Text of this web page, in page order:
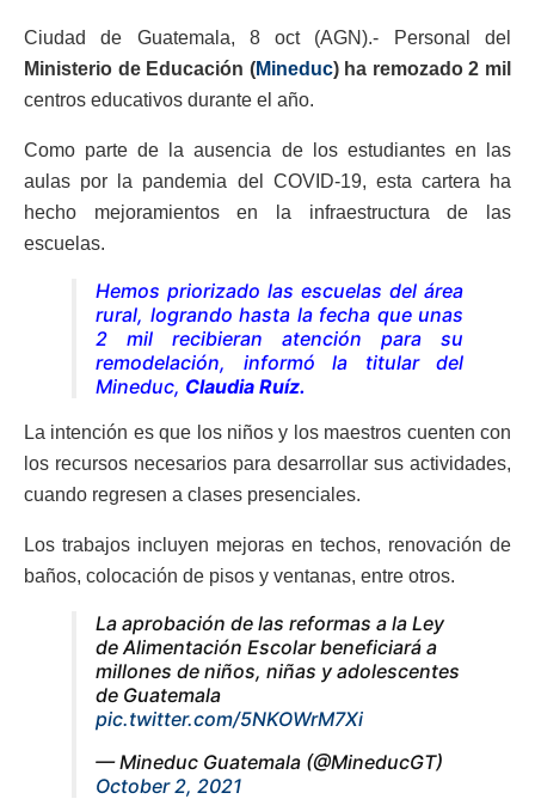
Ciudad de Guatemala, 8 oct (AGN).- Personal del
Ministerio de Educación (Mineduc) ha remozado 2 mil
centros educativos durante el año.
Como parte de la ausencia de los estudiantes en las
aulas por la pandemia del COVID-19, esta cartera ha
hecho mejoramientos en la infraestructura de las
escuelas.
Hemos priorizado las escuelas del área
rural, logrando hasta la fecha que unas
2 mil recibieran atención para su
remodelación, informó la titular del
Mineduc, Claudia Ruíz.
La intención es que los niños y los maestros cuenten con
los recursos necesarios para desarrollar sus actividades,
cuando regresen a clases presenciales.
Los trabajos incluyen mejoras en techos, renovación de
baños, colocación de pisos y ventanas, entre otros.
La aprobación de las reformas a la Ley
de Alimentación Escolar beneficiará a
millones de niños, niñas y adolescentes
de Guatemala
pic.twitter.com/5NKOWrM7Xi
— Mineduc Guatemala (@MineducGT)
October 2, 2021